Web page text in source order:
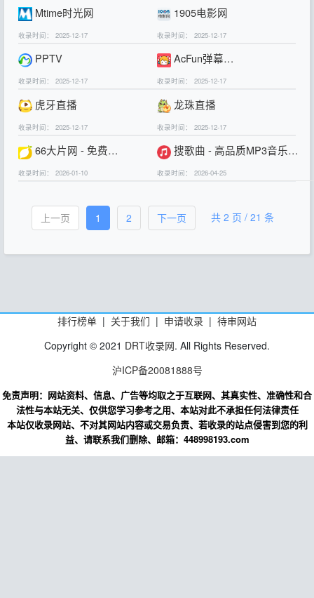
Mtime时光网
收录时间： 2025-12-17
1905电影网
收录时间： 2025-12-17
PPTV
收录时间： 2025-12-17
AcFun弹幕视频网
收录时间： 2025-12-17
虎牙直播
收录时间： 2025-12-17
龙珠直播
收录时间： 2025-12-17
66大片网 - 免费在线观看最新电影！
收录时间： 2026-01-10
搜歌曲 - 高品质MP3音乐免费下载，一键搜索找好歌
收录时间： 2026-04-25
上一页 1 2 下一页 共 2 页 / 21 条
排行榜单 | 关于我们 | 申请收录 | 待审网站
Copyright © 2021 DRT收录网. All Rights Reserved.
沪ICP备20081888号
免责声明：网站资料、信息、广告等均取之于互联网、其真实性、准确性和合
法性与本站无关、仅供您学习参考之用、本站对此不承担任何法律责任
本站仅收录网站、不对其网站内容或交易负责、若收录的站点侵害到您的利
益、请联系我们删除、邮箱：448998193.com